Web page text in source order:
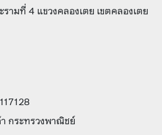
ามที่ 4 แขวงคลองเตย เขตคลองเตย
กระทรวงพาณิชย์